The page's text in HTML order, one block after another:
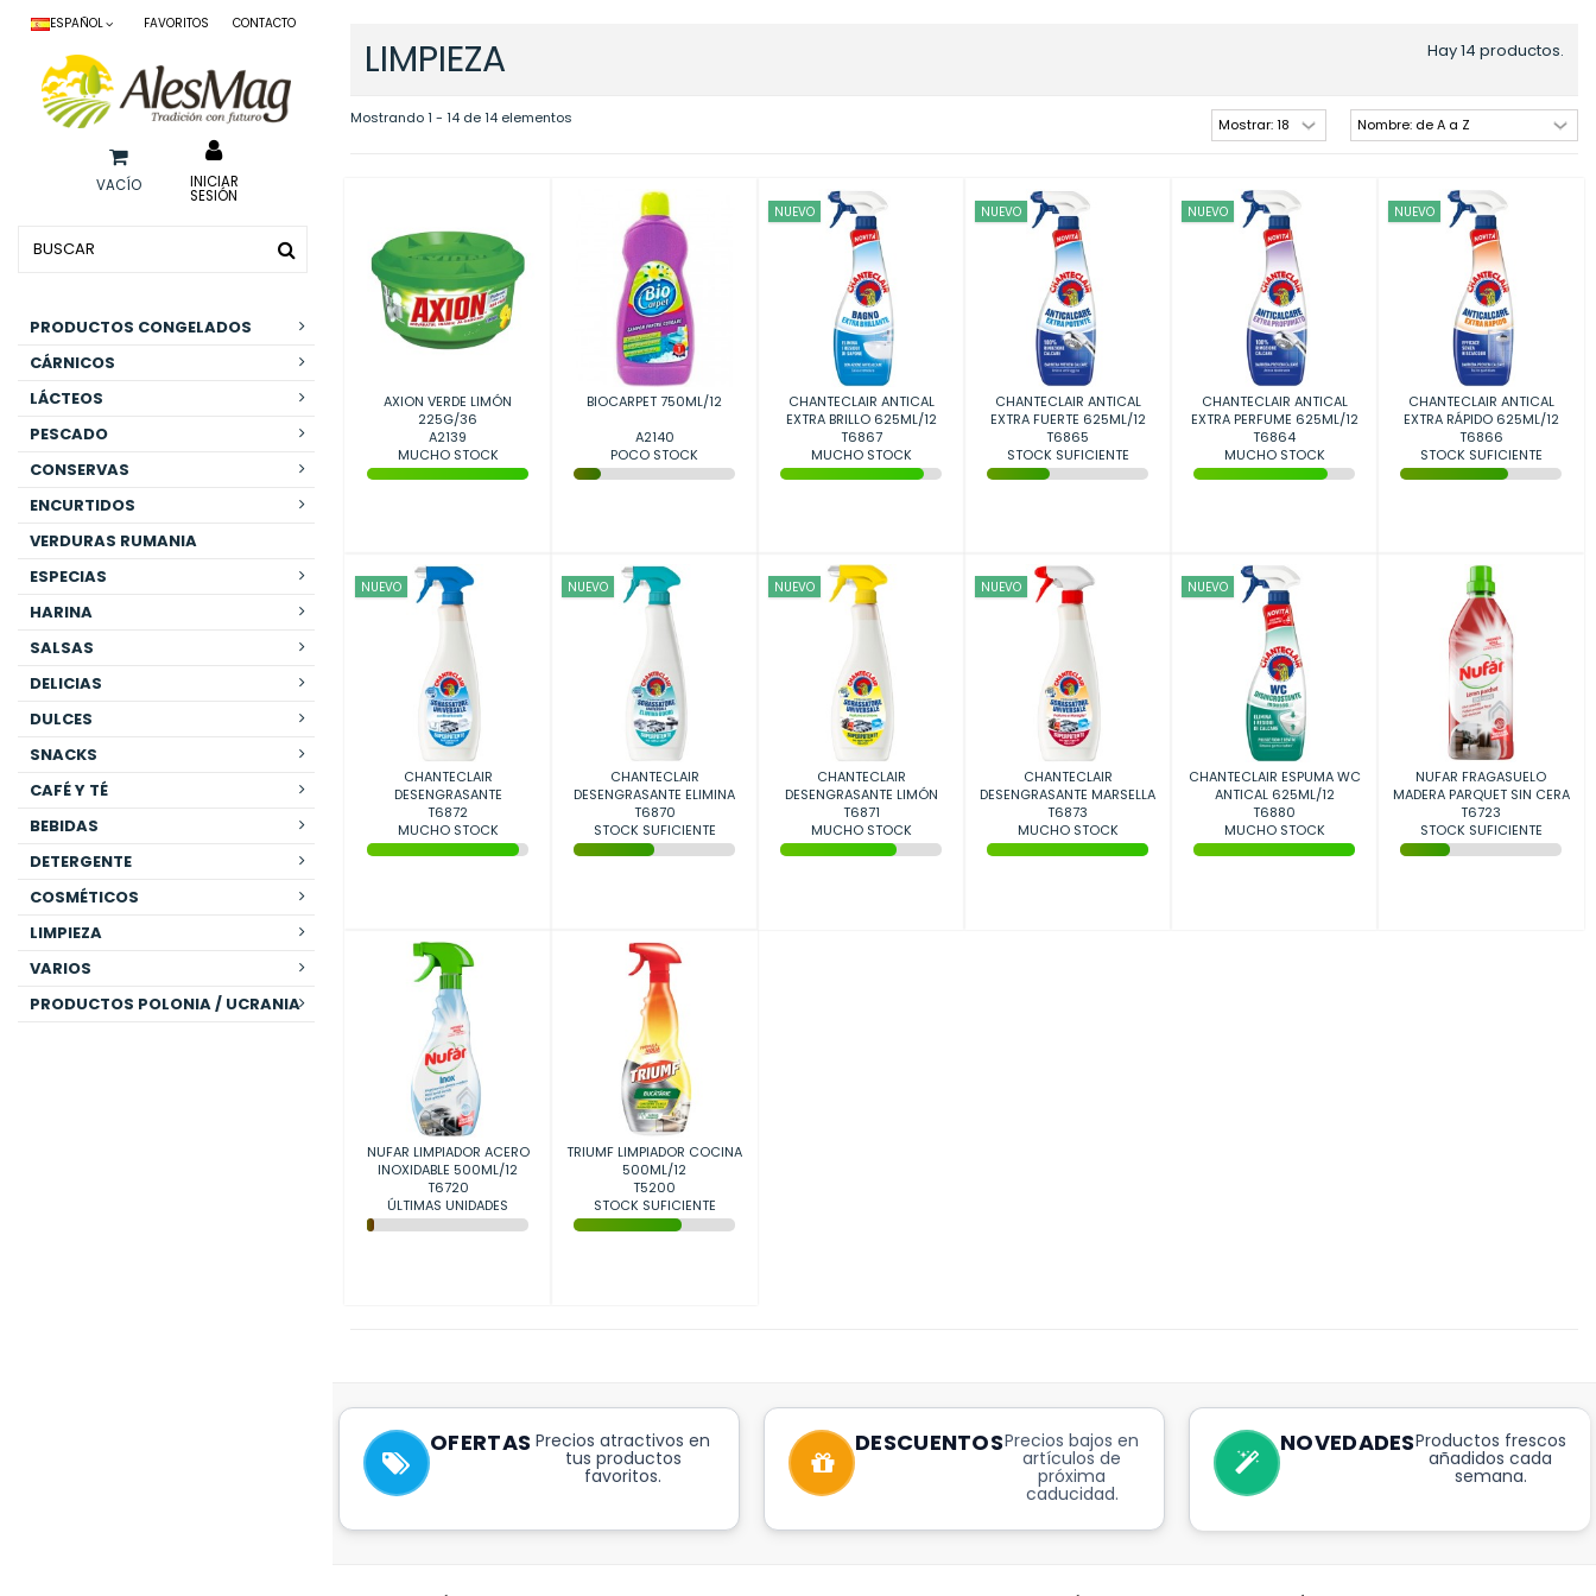
ESPAÑOL FAVORITOS CONTACTO
VACÍO INICIAR
SESIÓN
PRODUCTOS CONGELADOS
CÁRNICOS
LÁCTEOS
PESCADO
CONSERVAS
ENCURTIDOS
VERDURAS RUMANIA
ESPECIAS
HARINA
SALSAS
DELICIAS
DULCES
SNACKS
CAFÉ Y TÉ
BEBIDAS
DETERGENTE
COSMÉTICOS
LIMPIEZA
VARIOS
PRODUCTOS POLONIA / UCRANIA
LIMPIEZA Hay 14 productos.
Mostrando 1 - 14 de 14 elementos
AXION VERDE LIMÓN
225G/36
A2139
MUCHO STOCK
BIOCARPET 750ML/12
A2140
POCO STOCK
NUEVO
CHANTECLAIR ANTICAL
EXTRA BRILLO 625ML/12
T6867
MUCHO STOCK
NUEVO
CHANTECLAIR ANTICAL
EXTRA FUERTE 625ML/12
T6865
STOCK SUFICIENTE
NUEVO
CHANTECLAIR ANTICAL
EXTRA PERFUME 625ML/12
T6864
MUCHO STOCK
NUEVO
CHANTECLAIR ANTICAL
EXTRA RÁPIDO 625ML/12
T6866
STOCK SUFICIENTE
NUEVO
CHANTECLAIR
DESENGRASANTE
BICARBONATO 600ML/12
T6872
MUCHO STOCK
NUEVO
CHANTECLAIR
DESENGRASANTE ELIMINA
OLORES 600ML/12
T6870
STOCK SUFICIENTE
NUEVO
CHANTECLAIR
DESENGRASANTE LIMÓN
600ML/12
T6871
MUCHO STOCK
NUEVO
CHANTECLAIR
DESENGRASANTE MARSELLA
600ML/12
T6873
MUCHO STOCK
NUEVO
CHANTECLAIR ESPUMA WC
ANTICAL 625ML/12
T6880
MUCHO STOCK
NUFAR FRAGASUELO
MADERA PARQUET SIN CERA
750ML/8
T6723
STOCK SUFICIENTE
NUFAR LIMPIADOR ACERO
INOXIDABLE 500ML/12
T6720
ÚLTIMAS UNIDADES
TRIUMF LIMPIADOR COCINA
500ML/12
T5200
STOCK SUFICIENTE
OFERTAS Precios atractivos en
tus productos
favoritos.
DESCUENTOSPrecios bajos en
artículos de
próxima
caducidad.
NOVEDADESProductos frescos
añadidos cada
semana.